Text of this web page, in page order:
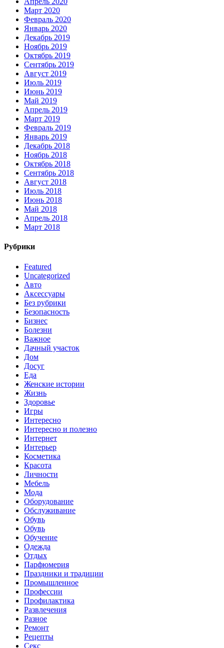
Март 2020
Февраль 2020
Январь 2020
Декабрь 2019
Ноябрь 2019
Октябрь 2019
Сентябрь 2019
Август 2019
Июль 2019
Июнь 2019
Май 2019
Апрель 2019
Март 2019
Февраль 2019
Январь 2019
Декабрь 2018
Ноябрь 2018
Октябрь 2018
Сентябрь 2018
Август 2018
Июль 2018
Июнь 2018
Май 2018
Апрель 2018
Март 2018
Рубрики
Featured
Uncategorized
Авто
Аксессуары
Без рубрики
Безопасность
Бизнес
Болезни
Важное
Дачный участок
Дом
Досуг
Еда
Женские истории
Жизнь
Здоровье
Игры
Интересно
Интересно и полезно
Интернет
Интерьер
Косметика
Красота
Личности
Мебель
Мода
Оборудование
Обслуживание
Обувь
Обувь
Обучение
Одежда
Отдых
Парфюмерия
Праздники и традиции
Промышленное
Профессии
Профилактика
Развлечения
Разное
Ремонт
Рецепты
Секс